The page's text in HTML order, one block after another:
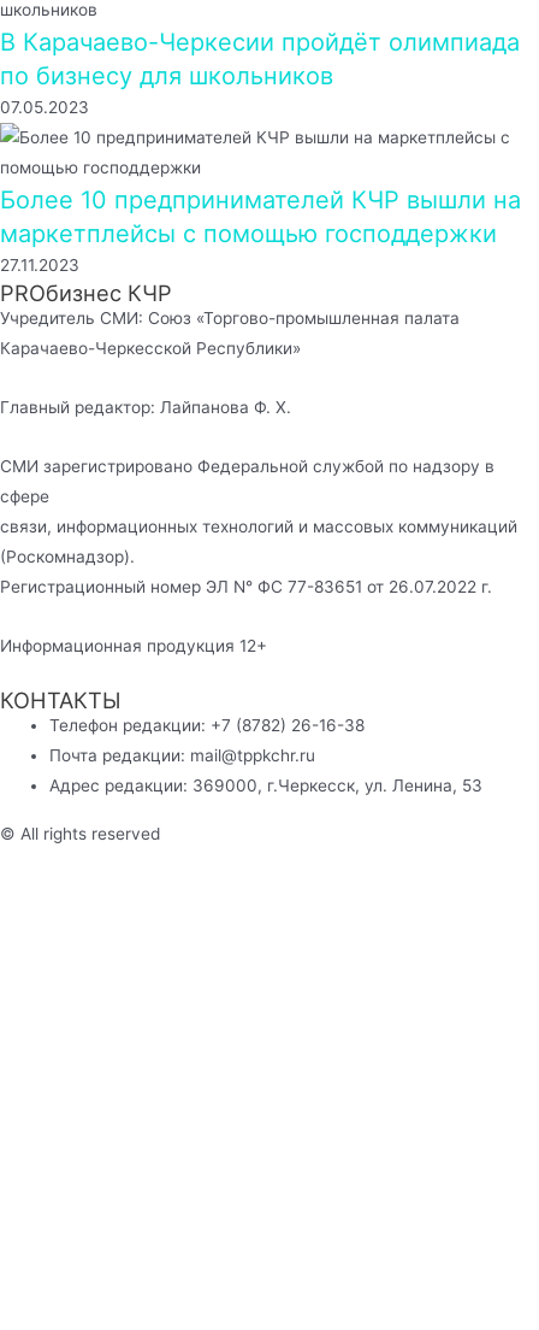
В Карачаево-Черкесии пройдёт олимпиада
по бизнесу для школьников
07.05.2023
Более 10 предпринимателей КЧР вышли на
маркетплейсы с помощью господдержки
27.11.2023
PROбизнес КЧР
Учредитель СМИ: Союз «Торгово-промышленная палата
Карачаево-Черкесской Республики»
Главный редактор: Лайпанова Ф. Х.
СМИ зарегистрировано Федеральной службой по надзору в
сфере
связи, информационных технологий и массовых коммуникаций
(Роскомнадзор).
Регистрационный номер ЭЛ N° ФС 77-83651 от 26.07.2022 г.
Информационная продукция 12+
КОНТАКТЫ
Телефон редакции: +7 (8782) 26-16-38
Почта редакции: mail@tppkchr.ru
Адрес редакции: 369000, г.Черкесск, ул. Ленина, 53
© All rights reserved